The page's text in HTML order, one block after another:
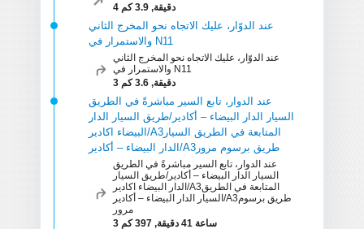
4 دقيقة, 3.9 كم
عند الدوّار، عليك الاتجاه نحو المخرج الثاني
والاستمرار في ‪N11‬‏
عند الدوّار، عليك الاتجاه نحو المخرج الثاني
والاستمرار في ‪N11‬‏
3 دقيقة, 3.6 كم
عند الدوار، تابع السير مباشرةً في الطريق
السيار الدار البيضاء – أكادير/طريق السيار الدار
البيضاء اكادير/A3‏ المتابعة في الطريق السيار
الدار البيضاء – أكادير/A3‏ طريق برسوم مرور
عند الدوار، تابع السير مباشرةً في الطريق
السيار الدار البيضاء – أكادير/طريق السيار
الدار البيضاء اكادير/A3‏ المتابعة في الطريق
السيار الدار البيضاء – أكادير/A3‏ طريق برسوم
مرور
3 ساعة 41 دقيقة, 397 كم